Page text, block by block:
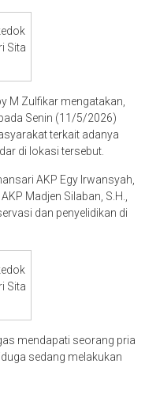
Sita
M Zulfikar mengatakan,
Senin (11/5/2026)
terkait adanya
di lokasi tersebut.
AKP Egy Irwansyah,
Madjen Silaban, S.H.,
dan penyelidikan di
Sita
mendapati seorang pria
sedang melakukan